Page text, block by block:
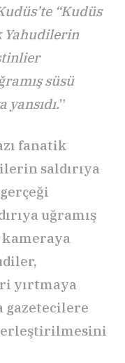
“Kudüs
Yahudilerin
süsü
”
fanatik
saldırıya
uğramış
yırtmaya
gazetecilere